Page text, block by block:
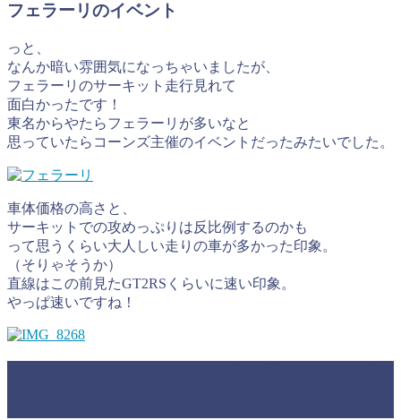
フェラーリのイベント
っと、
なんか暗い雰囲気になっちゃいましたが、
フェラーリのサーキット走行見れて
面白かったです！
東名からやたらフェラーリが多いなと
思っていたらコーンズ主催のイベントだったみたいでした。
車体価格の高さと、
サーキットでの攻めっぷりは反比例するのかも
って思うくらい大人しい走りの車が多かった印象。
（そりゃそうか）
直線はこの前見たGT2RSくらいに速い印象。
やっぱ速いですね！